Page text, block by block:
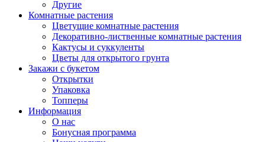
Другие
Комнатные растения
Цветущие комнатные растения
Декоративно-лиственные комнатные растения
Кактусы и суккуленты
Цветы для открытого грунта
Закажи с букетом
Открытки
Упаковка
Топперы
Информация
О нас
Бонусная программа